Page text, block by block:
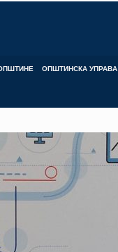
ОПШТИНСКА УПРАВА